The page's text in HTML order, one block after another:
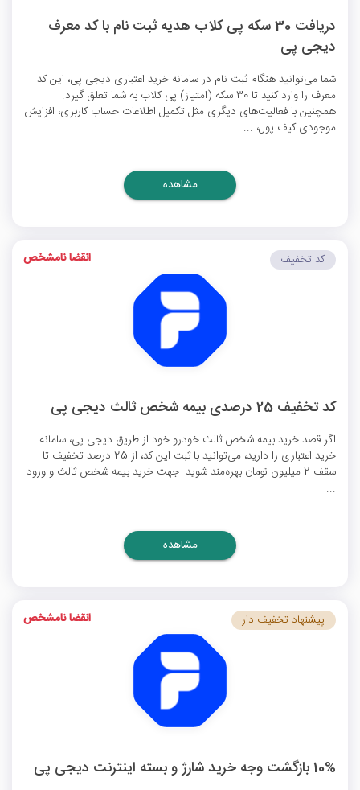
دریافت 30 سکه پی کلاب هدیه ثبت نام با کد معرف
دیجی پی
شما می‌توانید هنگام ثبت نام در سامانه خرید اعتباری دیجی پی، این کد
معرف را وارد کنید تا 30 سکه (امتیاز) پی کلاب به شما تعلق گیرد.
همچنین با فعالیت‌های دیگری مثل تکمیل اطلاعات حساب کاربری، افزایش
موجودی کیف پول، ...
مشاهده
کد تخفیف 25 درصدی بیمه شخص ثالث دیجی پی
اگر قصد خرید بیمه شخص ثالث خودرو خود از طریق دیجی پی، سامانه
خرید اعتباری را دارید، می‌توانید با ثبت این کد، از 25 درصد تخفیف تا
سقف 2 میلیون تومان بهره‌مند شوید. جهت خرید بیمه شخص ثالث و ورود
...
کد تخفیف انقضا نامشخص
مشاهده
10% بازگشت وجه خرید شارژ و بسته اینترنت دیجی پی
پیشنهاد تخفیف دار انقضا نامشخص